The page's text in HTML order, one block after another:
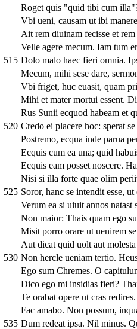
Roget quis "quid tibi cum
Vbi ueni, causam ut ibi
Ait rem diuinam fecisse et rem
Velle agere mecum. Iam tum
515 Dolo malo haec fieri omnia.
Mecum, mihi sese dare,
Vbi friget, huc euasit, quam
Mihi et mater mortui essent.
Rus Sunii ecquod habeam et
520 Credo ei placere hoc: sperat
Postremo, ecqua inde parua
Ecquis cum ea una; quid
Ecquis eam posset noscere.
Nisi si illa forte quae olim
525 Soror, hanc se intendit esse, ut
Verum ea si uiuit annos natast
Non maior: Thais quam ego
Misit porro orare ut uenirem
Aut dicat quid uolt aut molesta
530 Non hercle ueniam tertio.
Ego sum Chremes. O
Dico ego mi insidias fieri?
Te orabat opere ut cras
Fac amabo. Non possum,
535 Dum redeat ipsa. Nil minus.